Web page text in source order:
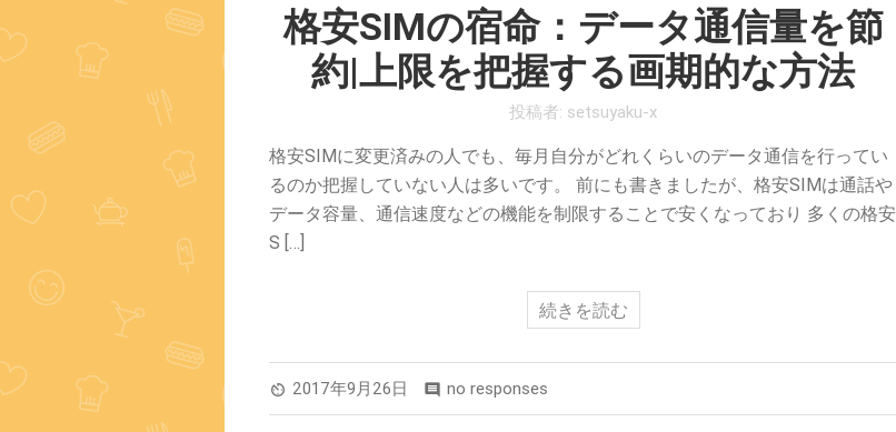
格安SIMの宿命：データ通信量を節
約|上限を把握する画期的な方法
投稿者: setsuyaku-x
格安SIMに変更済みの人でも、毎月自分がどれくらいのデータ通信を行ってい
るのか把握していない人は多いです。 前にも書きましたが、格安SIMは通話や
データ容量、通信速度などの機能を制限することで安くなっており 多くの格安
S […]
続きを読む
av_timer 2017年9月26日 comment no responses